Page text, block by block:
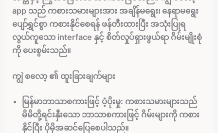
app သည် ကစားသမားများအား အချိန်မရွေး၊ နေရာမရွေး
ပျော်ရွှင်စွာ ကစားနိုင်စေရန် ဖန်တီးထားပြီး အသုံးပြုရ
လွယ်ကူသော interface နှင့် စိတ်လှုပ်ရှားဖွယ်ရာ ဂိမ်းမျိုးစုံ
ကို ပေးစွမ်းသည်။
ကျွဲ စလော့ ၏ ထူးခြားချက်များ
မြန်မာဘာသာစကားဖြင့် ပံ့ပိုးမှု: ကစားသမားများသည်
မိမိတို့ရင်းနှီးသော ဘာသာစကားဖြင့် ဂိမ်းများကို ကစား
နိုင်ပြီး ပိုမိုအဆင်ပြေစေပါသည်။